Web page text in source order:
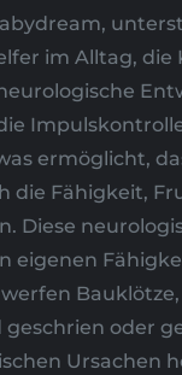
im Alltag,
ermöglicht,
die Fähigkeit,
Diese
eigenen
geschrien oder
Ursachen